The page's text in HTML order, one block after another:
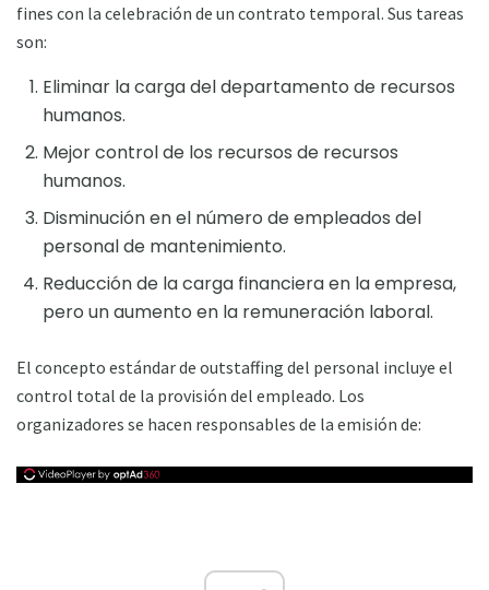
fines con la celebración de un contrato temporal. Sus tareas
son:
Eliminar la carga del departamento de recursos
humanos.
Mejor control de los recursos de recursos
humanos.
Disminución en el número de empleados del
personal de mantenimiento.
Reducción de la carga financiera en la empresa,
pero un aumento en la remuneración laboral.
El concepto estándar de outstaffing del personal incluye el
control total de la provisión del empleado. Los
organizadores se hacen responsables de la emisión de: